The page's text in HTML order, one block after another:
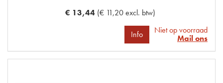
€ 13,44 (€ 11,20 excl. btw)
Info
Niet op voorraad
Mail ons